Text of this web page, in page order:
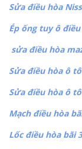
Sửa điều hòa
Ép ống tuy ô
sửa điều hòa
Sửa điều hòa ô
Sửa điều hòa ô
Mạch điều hòa
Lốc điều hòa bãi